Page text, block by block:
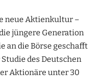
neue Aktienkultur –
jüngere Generation
an die Börse geschafft
des Deutschen
Aktionäre unter 30